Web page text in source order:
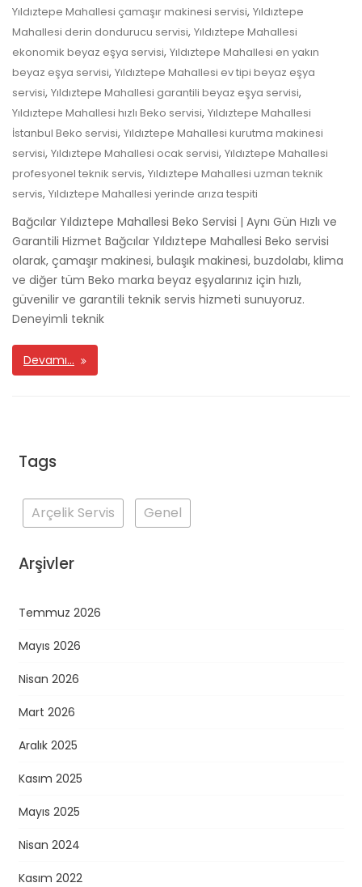
Yıldıztepe Mahallesi çamaşır makinesi servisi, Yıldıztepe
Mahallesi derin dondurucu servisi, Yıldıztepe Mahallesi
ekonomik beyaz eşya servisi, Yıldıztepe Mahallesi en yakın
beyaz eşya servisi, Yıldıztepe Mahallesi ev tipi beyaz eşya
servisi, Yıldıztepe Mahallesi garantili beyaz eşya servisi,
Yıldıztepe Mahallesi hızlı Beko servisi, Yıldıztepe Mahallesi
İstanbul Beko servisi, Yıldıztepe Mahallesi kurutma makinesi
servisi, Yıldıztepe Mahallesi ocak servisi, Yıldıztepe Mahallesi
profesyonel teknik servis, Yıldıztepe Mahallesi uzman teknik
servis, Yıldıztepe Mahallesi yerinde arıza tespiti
Bağcılar Yıldıztepe Mahallesi Beko Servisi | Aynı Gün Hızlı ve
Garantili Hizmet Bağcılar Yıldıztepe Mahallesi Beko servisi
olarak, çamaşır makinesi, bulaşık makinesi, buzdolabı, klima
ve diğer tüm Beko marka beyaz eşyalarınız için hızlı,
güvenilir ve garantili teknik servis hizmeti sunuyoruz.
Deneyimli teknik
Devamı…
Tags
Arçelik Servis Genel
Arşivler
Temmuz 2026
Mayıs 2026
Nisan 2026
Mart 2026
Aralık 2025
Kasım 2025
Mayıs 2025
Nisan 2024
Kasım 2022